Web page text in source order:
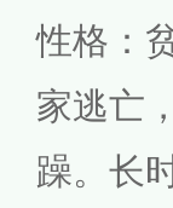
性格：
家逃亡
躁。长